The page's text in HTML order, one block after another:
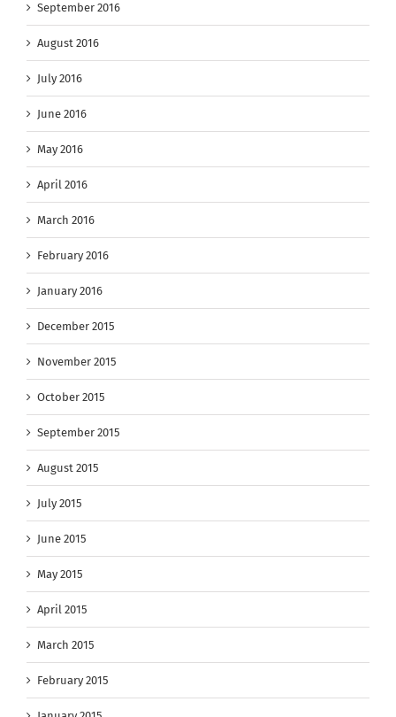
September 2016
August 2016
July 2016
June 2016
May 2016
April 2016
March 2016
February 2016
January 2016
December 2015
November 2015
October 2015
September 2015
August 2015
July 2015
June 2015
May 2015
April 2015
March 2015
February 2015